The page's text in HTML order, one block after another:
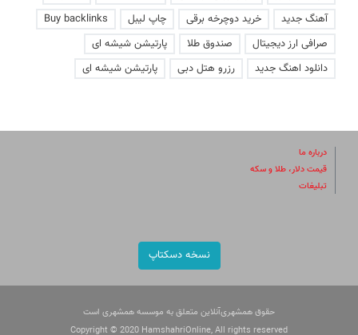
آهنگ جدید
خرید دوچرخه برقی چاپ لیبل
Buy backlinks
صرافی ارز دیجیتال
صندوق طلا
پارتیشن شیشه ای
دانلود اهنگ جدید
رزرو هتل دبی پارتیشن شیشه ای
درباره ما
قیمت دلار، طلا و سکه
تبلیغات
نسخه دسکتاپ
حقوق همشهری‌آنلاین متعلق به موسسه همشهری است
Copyright © 2020 HamshahriOnline, All rights reserved